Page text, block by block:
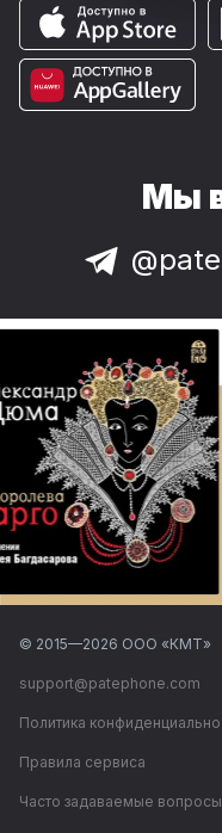
Мы
© 2015—2026 ООО «КМТ»
support@patephone.com
Политика
Правила сервиса
Часто задаваемые вопросы